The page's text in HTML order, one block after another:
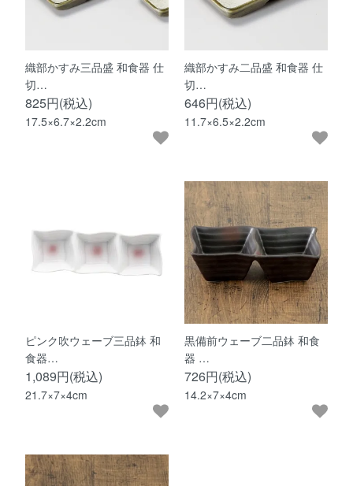
織部かすみ三品盛 和食器 仕
切…
825円(税込)
17.5×6.7×2.2cm
織部かすみ二品盛 和食器 仕
切…
646円(税込)
11.7×6.5×2.2cm
ピンク吹ウェーブ三品鉢 和
食器…
1,089円(税込)
21.7×7×4cm
黒備前ウェーブ二品鉢 和食
器 …
726円(税込)
14.2×7×4cm